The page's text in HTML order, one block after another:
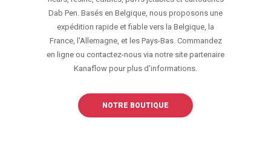
Dab Pen. Basés en Belgique, nous proposons une
expédition rapide et fiable vers la Belgique, la
France, l'Allemagne, et les Pays-Bas. Commandez
en ligne ou contactez-nous via notre site partenaire
Kanaflow pour plus d'informations.
NOTRE BOUTIQUE